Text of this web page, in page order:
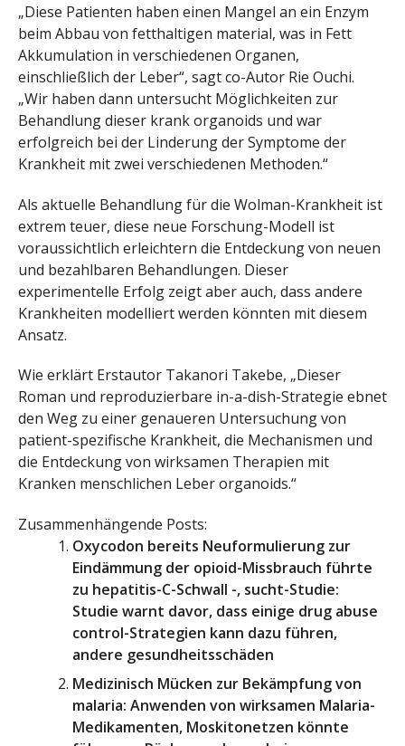
„Diese Patienten haben einen Mangel an ein Enzym
beim Abbau von fetthaltigen material, was in Fett
Akkumulation in verschiedenen Organen,
einschließlich der Leber“, sagt co-Autor Rie Ouchi.
„Wir haben dann untersucht Möglichkeiten zur
Behandlung dieser krank organoids und war
erfolgreich bei der Linderung der Symptome der
Krankheit mit zwei verschiedenen Methoden.“
Als aktuelle Behandlung für die Wolman-Krankheit ist
extrem teuer, diese neue Forschung-Modell ist
voraussichtlich erleichtern die Entdeckung von neuen
und bezahlbaren Behandlungen. Dieser
experimentelle Erfolg zeigt aber auch, dass andere
Krankheiten modelliert werden könnten mit diesem
Ansatz.
Wie erklärt Erstautor Takanori Takebe, „Dieser
Roman und reproduzierbare in-a-dish-Strategie ebnet
den Weg zu einer genaueren Untersuchung von
patient-spezifische Krankheit, die Mechanismen und
die Entdeckung von wirksamen Therapien mit
Kranken menschlichen Leber organoids.“
Zusammenhängende Posts:
Oxycodon bereits Neuformulierung zur
Eindämmung der opioid-Missbrauch führte
zu hepatitis-C-Schwall -, sucht-Studie:
Studie warnt davor, dass einige drug abuse
control-Strategien kann dazu führen,
andere gesundheitsschäden
Medizinisch Mücken zur Bekämpfung von
malaria: Anwenden von wirksamen Malaria-
Medikamenten, Moskitonetzen könnte